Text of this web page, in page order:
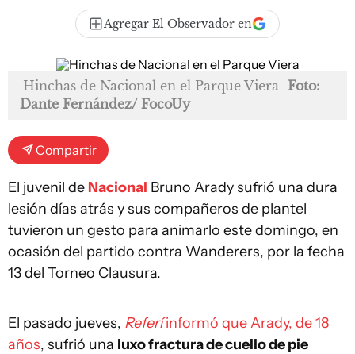
Agregar El Observador en
Hinchas de Nacional en el Parque Viera Foto:
Dante Fernández/ FocoUy
Compartir
El juvenil de Nacional Bruno Arady sufrió una dura
lesión días atrás y sus compañeros de plantel
tuvieron un gesto para animarlo este domingo, en
ocasión del partido contra Wanderers, por la fecha
13 del Torneo Clausura.
El pasado jueves, Referíinformó que Arady, de 18
años, sufrió una luxo fractura de cuello de pie